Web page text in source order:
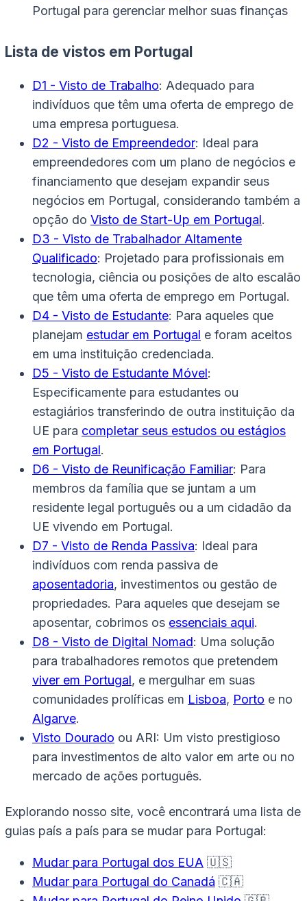
Portugal para gerenciar melhor suas finanças
Lista de vistos em Portugal
D1 - Visto de Trabalho: Adequado para
indivíduos que têm uma oferta de emprego de
uma empresa portuguesa.
D2 - Visto de Empreendedor: Ideal para
empreendedores com um plano de negócios e
financiamento que desejam expandir seus
negócios em Portugal, considerando também a
opção do Visto de Start-Up em Portugal.
D3 - Visto de Trabalhador Altamente
Qualificado: Projetado para profissionais em
tecnologia, ciência ou posições de alto escalão
que têm uma oferta de emprego em Portugal.
D4 - Visto de Estudante: Para aqueles que
planejam estudar em Portugal e foram aceitos
em uma instituição credenciada.
D5 - Visto de Estudante Móvel:
Especificamente para estudantes ou
estagiários transferindo de outra instituição da
UE para completar seus estudos ou estágios
em Portugal.
D6 - Visto de Reunificação Familiar: Para
membros da família que se juntam a um
residente legal português ou a um cidadão da
UE vivendo em Portugal.
D7 - Visto de Renda Passiva: Ideal para
indivíduos com renda passiva de
aposentadoria, investimentos ou gestão de
propriedades. Para aqueles que desejam se
aposentar, cobrimos os essenciais aqui.
D8 - Visto de Digital Nomad: Uma solução
para trabalhadores remotos que pretendem
viver em Portugal, e mergulhar em suas
comunidades prolíficas em Lisboa, Porto e no
Algarve.
Visto Dourado ou ARI: Um visto prestigioso
para investimentos de alto valor em arte ou no
mercado de ações português.
Explorando nosso site, você encontrará uma lista de
guias país a país para se mudar para Portugal:
Mudar para Portugal dos EUA 🇺🇸
Mudar para Portugal do Canadá 🇨🇦